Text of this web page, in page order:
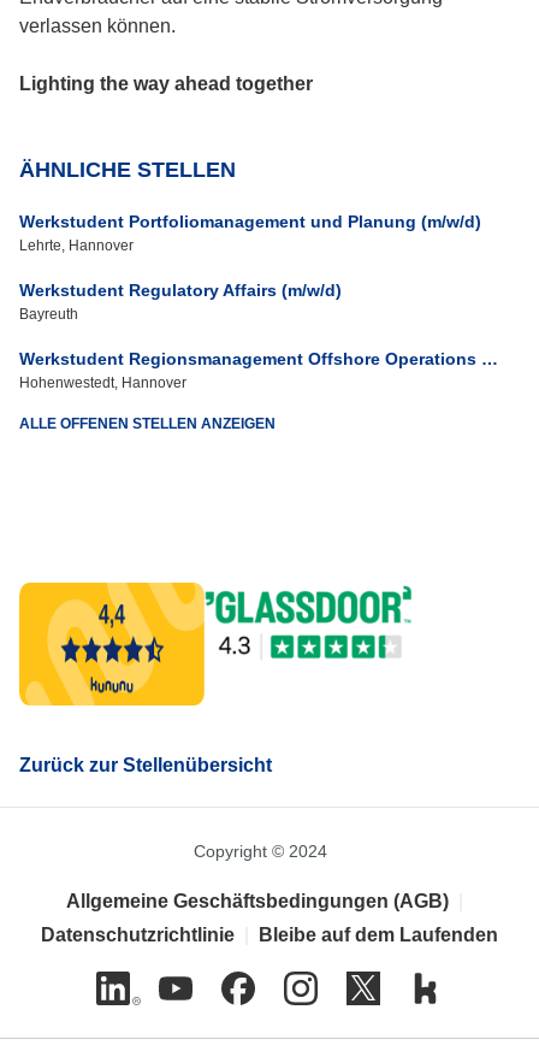
verlassen können.
Lighting the way ahead together
ÄHNLICHE STELLEN
Werkstudent Portfoliomanagement und Planung (m/w/d)
Lehrte, Hannover
Werkstudent Regulatory Affairs (m/w/d)
Bayreuth
Werkstudent Regionsmanagement Offshore Operations - Schwerpunkt Logistik (m/w/d)
Hohenwestedt, Hannover
ALLE OFFENEN STELLEN ANZEIGEN
Zurück zur Stellenübersicht
Copyright © 2024
Allgemeine Geschäftsbedingungen (AGB)
Datenschutzrichtlinie
Bleibe auf dem Laufenden